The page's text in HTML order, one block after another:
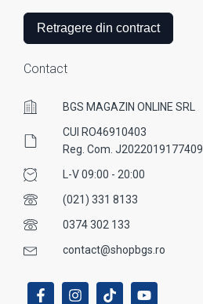
Retragere din contract
Contact
BGS MAGAZIN ONLINE SRL
CUI RO46910403
Reg. Com. J2022019177409
L-V 09:00 - 20:00
(021) 331 8133
0374 302 133
contact@shopbgs.ro